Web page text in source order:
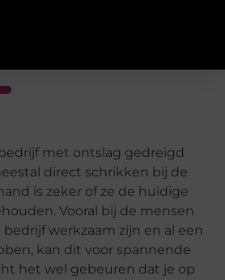
met ontslag gedreigd
direct schrikken bij de
is zeker of ze de huidige
Vooral bij de mensen
werkzaam zijn en al een
kan dit voor spannende
het wel gebeuren dat je op